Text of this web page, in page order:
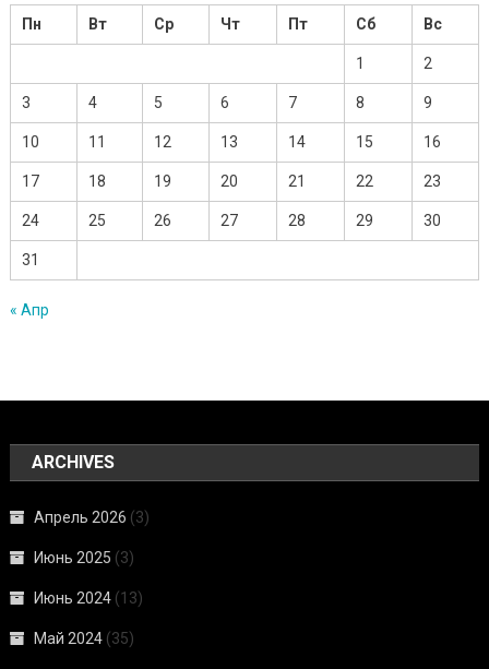
Пн
Вт Ср Чт Пт Сб Вс
1 2
3 4 5 6 7 8 9
10 11 12 13 14 15 16
17 18 19 20 21 22 23
24 25 26 27 28 29 30
31
« Апр
ARCHIVES
Апрель 2026 (3)
Июнь 2025 (3)
Июнь 2024 (13)
Май 2024 (35)